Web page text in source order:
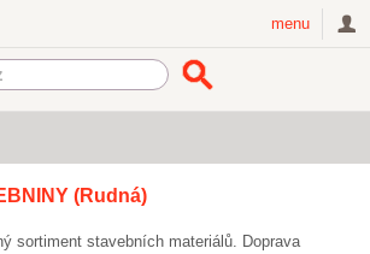
menu
(Rudná)
sortiment stavebních materiálů. Doprava